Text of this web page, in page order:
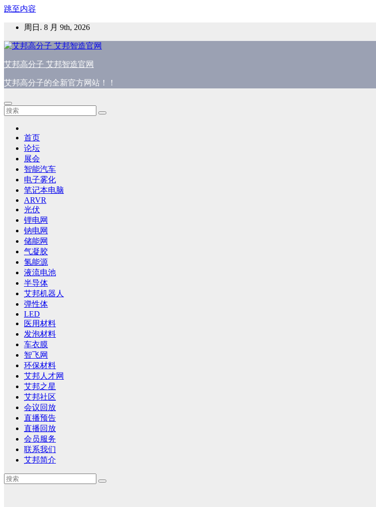
跳至内容
周日. 8 月 9th, 2026
艾邦高分子 艾邦智造官网
艾邦高分子的全新官方网站！！
首页
论坛
展会
智能汽车
电子雾化
笔记本电脑
ARVR
光伏
锂电网
钠电网
储能网
气凝胶
氢能源
液流电池
半导体
艾邦机器人
弹性体
LED
医用材料
发泡材料
车衣膜
智飞网
环保材料
艾邦人才网
艾邦之星
艾邦社区
会议回放
直播预告
直播回放
会员服务
联系我们
艾邦简介